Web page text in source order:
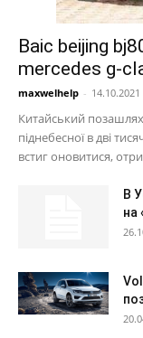
Baic beijing
mercedes g-
maxwelhelp - 14.10.2021
Китайський
піднебесної в дві
встиг оновитися,
В
на